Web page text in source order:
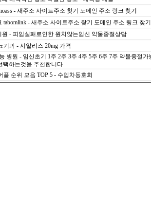
- 새주소 사이트주소 찾기 도메인 주소 링크 찾기
tabomlink - 새주소 사이트주소 찾기 도메인 주소 링크 찾기
원 - 피임실패로인한 원치않는임신 약물중절상담
기과 - 시알리스 20mg 가격
병원 - 임신초기 1주 2주 3주 4주 5주 6주 7주 약물중절
택하는것을 추천합니다
플 순위 모음 TOP 5 - 수­입­차­동­호­회